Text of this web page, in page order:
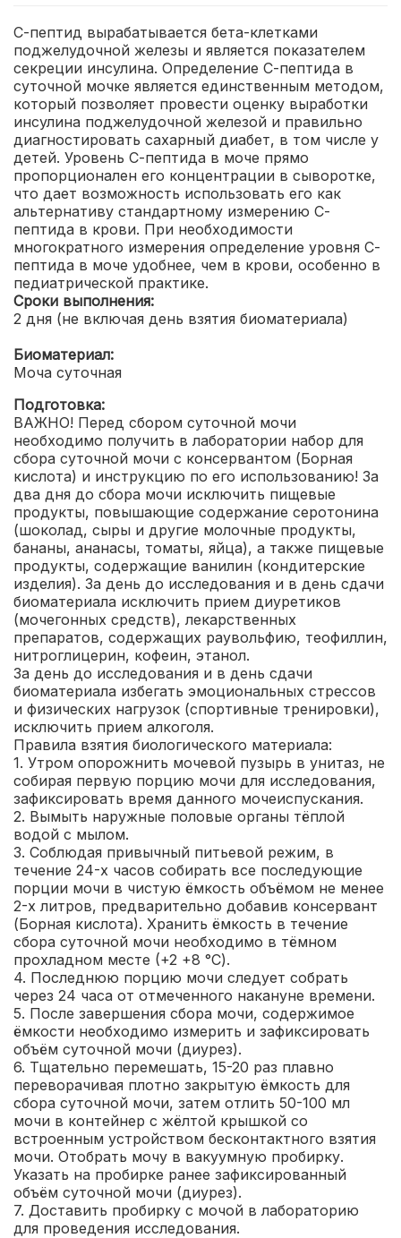
С-пептид вырабатывается бета-клетками
поджелудочной железы и является показателем
секреции инсулина. Определение С-пептида в
суточной мочке является единственным методом,
который позволяет провести оценку выработки
инсулина поджелудочной железой и правильно
диагностировать сахарный диабет, в том числе у
детей. Уровень С-пептида в моче прямо
пропорционален его концентрации в сыворотке,
что дает возможность использовать его как
альтернативу стандартному измерению С-
пептида в крови. При необходимости
многократного измерения определение уровня С-
пептида в моче удобнее, чем в крови, особенно в
педиатрической практике.
Сроки выполнения:
2 дня (не включая день взятия биоматериала)
Биоматериал:
Моча суточная
Подготовка:
ВАЖНО! Перед сбором суточной мочи
необходимо получить в лаборатории набор для
сбора суточной мочи с консервантом (Борная
кислота) и инструкцию по его использованию! За
два дня до сбора мочи исключить пищевые
продукты, повышающие содержание серотонина
(шоколад, сыры и другие молочные продукты,
бананы, ананасы, томаты, яйца), а также пищевые
продукты, содержащие ванилин (кондитерские
изделия). За день до исследования и в день сдачи
биоматериала исключить прием диуретиков
(мочегонных средств), лекарственных
препаратов, содержащих раувольфию, теофиллин,
нитроглицерин, кофеин, этанол.
За день до исследования и в день сдачи
биоматериала избегать эмоциональных стрессов
и физических нагрузок (спортивные тренировки),
исключить прием алкоголя.
Правила взятия биологического материала:
1. Утром опорожнить мочевой пузырь в унитаз, не
собирая первую порцию мочи для исследования,
зафиксировать время данного мочеиспускания.
2. Вымыть наружные половые органы тёплой
водой с мылом.
3. Соблюдая привычный питьевой режим, в
течение 24-х часов собирать все последующие
порции мочи в чистую ёмкость объёмом не менее
2-х литров, предварительно добавив консервант
(Борная кислота). Хранить ёмкость в течение
сбора суточной мочи необходимо в тёмном
прохладном месте (+2 +8 °C).
4. Последнюю порцию мочи следует собрать
через 24 часа от отмеченного накануне времени.
5. После завершения сбора мочи, содержимое
ёмкости необходимо измерить и зафиксировать
объём суточной мочи (диурез).
6. Тщательно перемешать, 15-20 раз плавно
переворачивая плотно закрытую ёмкость для
сбора суточной мочи, затем отлить 50-100 мл
мочи в контейнер с жёлтой крышкой со
встроенным устройством бесконтактного взятия
мочи. Отобрать мочу в вакуумную пробирку.
Указать на пробирке ранее зафиксированный
объём суточной мочи (диурез).
7. Доставить пробирку с мочой в лабораторию
для проведения исследования.